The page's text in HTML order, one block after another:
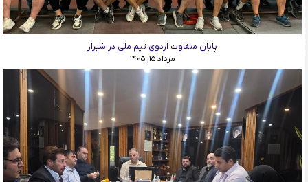
پایان متفاوت اردوی تیم ملی در شیراز
مرداد ۱۵, ۱۴۰۵